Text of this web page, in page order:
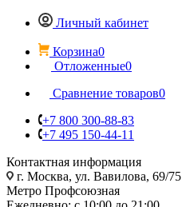
Личный кабинет
Корзина0
Отложенные0
Сравнение товаров0
+7 800 300-88-83
+7 495 150-44-11
Контактная информация
г. Москва, ул. Вавилова, 69/75
Метро Профсоюзная